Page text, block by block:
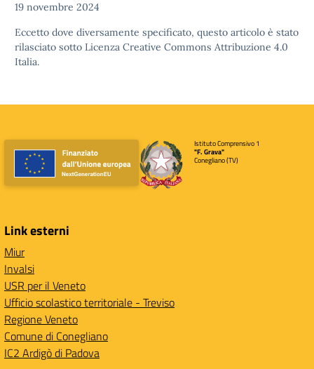
19 novembre 2024
Eccetto dove diversamente specificato, questo articolo è stato
rilasciato sotto Licenza Creative Commons Attribuzione 4.0
Italia.
Istituto Comprensivo 1
"F. Grava"
Conegliano (TV)
Link esterni
Miur
Invalsi
USR per il Veneto
Ufficio scolastico territoriale - Treviso
Regione Veneto
Comune di Conegliano
IC2 Ardigò di Padova